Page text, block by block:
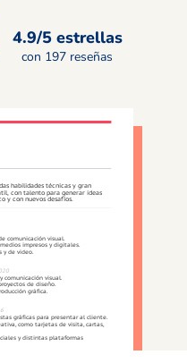
4.9/5 estrellas
con 197 reseñas